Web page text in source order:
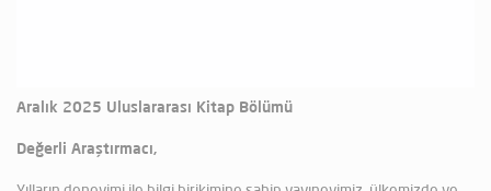
Aralık 2025 Uluslararası Kitap Bölümü
Değerli Araştırmacı,